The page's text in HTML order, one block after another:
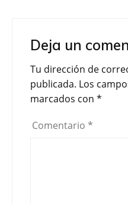
Deja un
Tu dirección de
publicada. Los
marcados con *
Comentario *